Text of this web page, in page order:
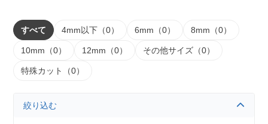
すべて 4mm以下（0） 6mm（0） 8mm（0）
10mm（0） 12mm（0） その他サイズ（0）
特殊カット（0）
絞り込む